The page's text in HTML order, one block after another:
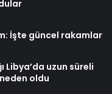
İşte güncel rakamlar
Libya’da uzun süreli
oldu